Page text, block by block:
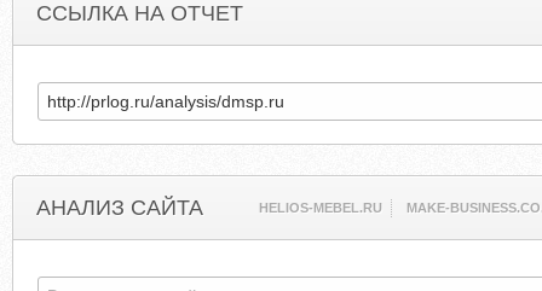
ССЫЛКА НА ОТЧЕТ
АНАЛИЗ САЙТА HELIOS-MEBEL.RU MAKE-